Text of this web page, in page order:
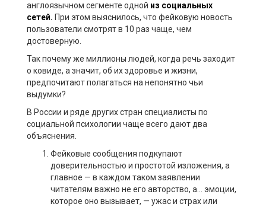
англоязычном сегменте одной из социальных
сетей. При этом выяснилось, что фейковую новость
пользователи смотрят в 10 раз чаще, чем
достоверную.
Так почему же миллионы людей, когда речь заходит
о ковиде, а значит, об их здоровье и жизни,
предпочитают полагаться на непонятно чьи
выдумки?
В России и ряде других стран специалисты по
социальной психологии чаще всего дают два
объяснения.
Фейковые сообщения подкупают
доверительностью и простотой изложения, а
главное — в каждом таком заявлении
читателям важно не его авторство, а… эмоции,
которое оно вызывает, — ужас и страх или